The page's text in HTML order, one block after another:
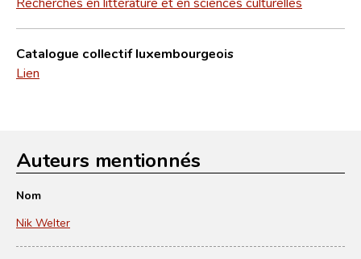
Catalogue collectif luxembourgeois
Lien
Auteurs mentionnés
Nom
Nik Welter